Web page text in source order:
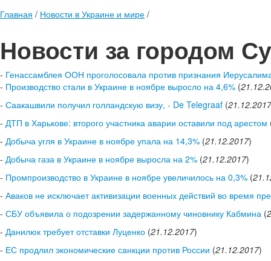
Главная / Новости в Украине и мире /
Новости за городом
- Генассамблея ООН проголосовала против признания
- Производство стали в Украине в ноябре выросло на 4,6% (
- Саакашвили получил голландскую визу, - De Telegraaf (21.12.2017
- ДТП в Харькове: второго участника аварии оставили под арестом
- Добыча угля в Украине в ноябре упала на 14,3% (21.12.2017)
- Добыча газа в Украине в ноябре выросла на 2% (21.12.2017)
- Промпроизводство в Украине в ноябре увеличилось на 0,3% (
- Аваков не исключает активизации военных действий во время
- СБУ объявила о подозрении задержанному чиновнику Кабмина (
- Данилюк требует отставки Луценко (21.12.2017)
- ЕС продлил экономические санкции против России (21.12.2017)